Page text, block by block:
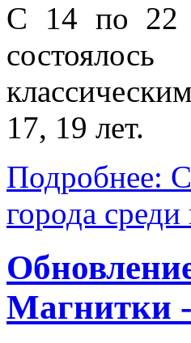
С 14 по 22
17, 19 лет.
Подробнее:
города
Магнитки